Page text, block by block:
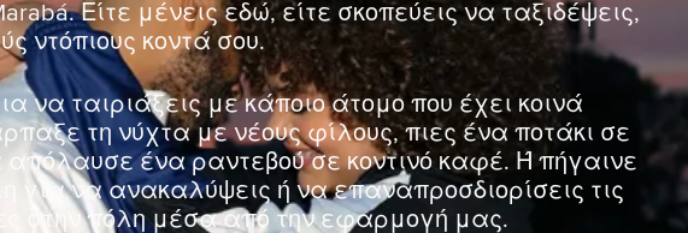
Είτε μένεις εδώ, είτε σκοπεύεις να ταξιδέψεις,
ντόπιους κοντά σου.
να ταιριάξεις με κάποιο άτομο που έχει κοινά
τη νύχτα με νέους φίλους, πιες ένα ποτάκι σε
ένα ραντεβού σε κοντινό καφέ. Ή πήγαινε
για να ανακαλύψεις ή να επαναπροσδιορίσεις τις
στην πόλη μέσα από την εφαρμογή μας.